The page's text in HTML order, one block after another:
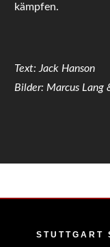
kämpfen.
Text: Jack Hanson
Bilder: Marcus Lang
STUTTGART